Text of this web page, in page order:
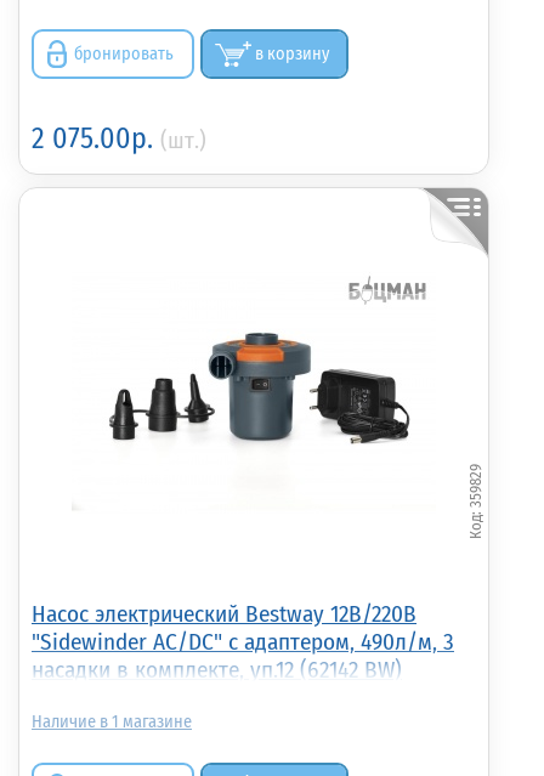
бронировать в корзину
2 075.00р. (шт.)
Насос электрический Bestway 12В/220В
"Sidewinder AC/DC" с адаптером, 490л/м, 3
насадки в комплекте, уп.12 (62142 BW)
359829
1